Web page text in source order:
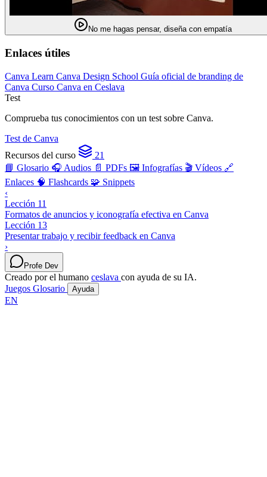
No me hagas pensar, diseña con empatía
Enlaces útiles
Canva Learn Canva Design School Guía oficial de branding de
Canva Curso Canva en Ceslava
Test
Comprueba tus conocimientos con un test sobre Canva.
Test de Canva
Recursos del curso
21
📘 Glosario 🎧 Audios 📄 PDFs 🖼️ Infografías 🎬 Vídeos 🔗
Enlaces 🧠 Flashcards 🧩 Snippets
‹
Lección 11
Formatos de anuncios y iconografía efectiva en Canva
Lección 13
Presentar trabajo y recibir feedback en Canva
›
Profe Dev
Creado por el humano ceslava con ayuda de su IA.
Juegos Glosario Ayuda
EN